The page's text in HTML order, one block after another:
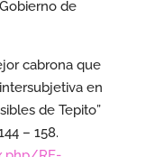
de
cabrona que
en
de Tepito”
– 158.